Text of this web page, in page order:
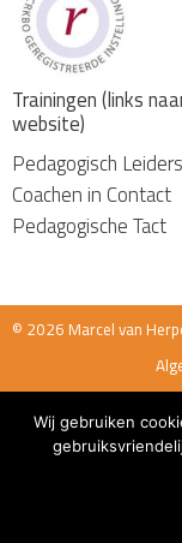
Trainingen (links
website)
Pedagogisch
Coachen in Contact
Pedagogische Tact
© 2026 Marcel van
Wij gebruiken